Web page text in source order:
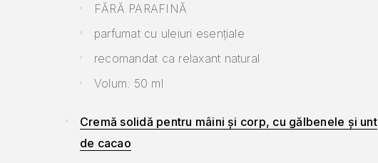
FĂRĂ PARAFINĂ
parfumat cu uleiuri esențiale
recomandat ca relaxant natural
Volum: 50 ml
Cremă solidă pentru mâini și corp, cu gălbenele și unt
de cacao